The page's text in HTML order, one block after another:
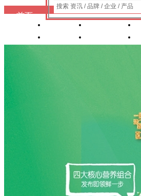
搜索 资讯 / 品牌 / 企业 / 产品
首页